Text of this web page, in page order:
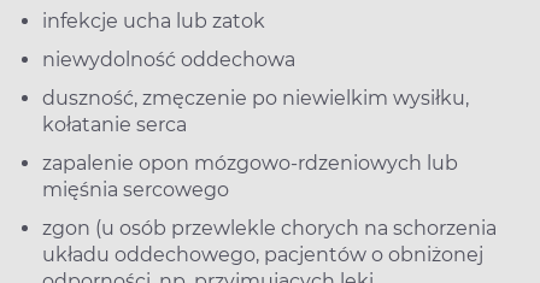
infekcje ucha lub zatok
niewydolność oddechowa
duszność, zmęczenie po niewielkim wysiłku,
kołatanie serca
zapalenie opon mózgowo-rdzeniowych lub
mięśnia sercowego
zgon (u osób przewlekle chorych na schorzenia
układu oddechowego, pacjentów o obniżonej